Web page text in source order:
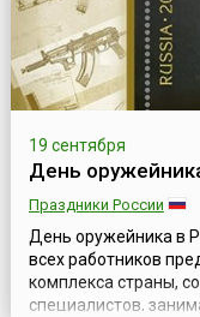
19 сентября
День
Праздники России
День оружейника в
всех работников
комплекса страны,
специалистов,